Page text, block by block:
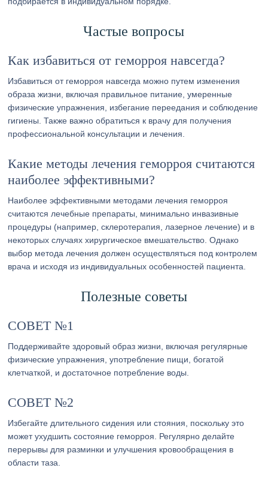
Частые вопросы
Как избавиться от геморроя навсегда?
Избавиться от геморроя навсегда можно путем изменения
образа жизни, включая правильное питание, умеренные
физические упражнения, избегание переедания и соблюдение
гигиены. Также важно обратиться к врачу для получения
профессиональной консультации и лечения.
Какие методы лечения геморроя считаются
наиболее эффективными?
Наиболее эффективными методами лечения геморроя
считаются лечебные препараты, минимально инвазивные
процедуры (например, склеротерапия, лазерное лечение) и в
некоторых случаях хирургическое вмешательство. Однако
выбор метода лечения должен осуществляться под контролем
врача и исходя из индивидуальных особенностей пациента.
Полезные советы
СОВЕТ №1
Поддерживайте здоровый образ жизни, включая регулярные
физические упражнения, употребление пищи, богатой
клетчаткой, и достаточное потребление воды.
СОВЕТ №2
Избегайте длительного сидения или стояния, поскольку это
может ухудшить состояние геморроя. Регулярно делайте
перерывы для разминки и улучшения кровообращения в
области таза.